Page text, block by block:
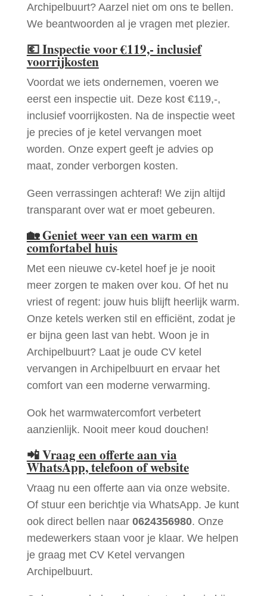
Archipelbuurt? Aarzel niet om ons te bellen.
We beantwoorden al je vragen met plezier.
💶Inspectie voor €119,- inclusief
voorrijkosten
Voordat we iets ondernemen, voeren we
eerst een inspectie uit. Deze kost €119,-,
inclusief voorrijkosten. Na de inspectie weet
je precies of je ketel vervangen moet
worden. Onze expert geeft je advies op
maat, zonder verborgen kosten.
Geen verrassingen achteraf! We zijn altijd
transparant over wat er moet gebeuren.
🏡Geniet weer van een warm en
comfortabel huis
Met een nieuwe cv-ketel hoef je je nooit
meer zorgen te maken over kou. Of het nu
vriest of regent: jouw huis blijft heerlijk warm.
Onze ketels werken stil en efficiënt, zodat je
er bijna geen last van hebt. Woon je in
Archipelbuurt? Laat je oude CV ketel
vervangen in Archipelbuurt en ervaar het
comfort van een moderne verwarming.
Ook het warmwatercomfort verbetert
aanzienlijk. Nooit meer koud douchen!
📲Vraag een offerte aan via
WhatsApp, telefoon of website
Vraag nu een offerte aan via onze website.
Of stuur een berichtje via WhatsApp. Je kunt
ook direct bellen naar 0624356980. Onze
medewerkers staan voor je klaar. We helpen
je graag met CV Ketel vervangen
Archipelbuurt.